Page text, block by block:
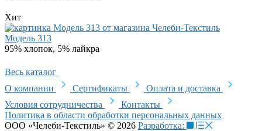
Хит
Модель 313
95% хлопок, 5% лайкра
Весь каталог
О компании
Сертификаты
Оплата и доставка
Условия сотрудничества
Контакты
Политика в области обработки персональных данных
ООО «Челеби-Текстиль» © 2026 Разработка: